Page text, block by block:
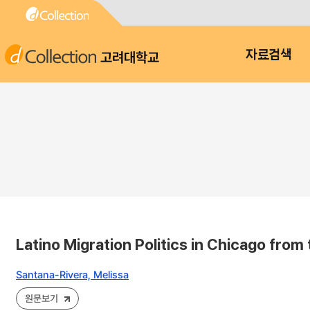
고려대학교 자료검색
Latino Migration Politics in Chicago
Santana-Rivera, Melissa
원문보기